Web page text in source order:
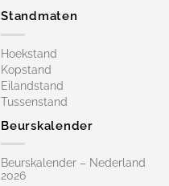
Standmaten
Hoekstand
Kopstand
Eilandstand
Tussenstand
Beurskalender
Beurskalender – Nederland
2026